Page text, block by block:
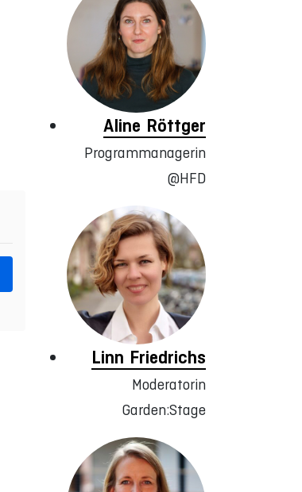
Aline Röttger
Programmanagerin
@HFD
Linn Friedrichs
Moderatorin
Garden:Stage